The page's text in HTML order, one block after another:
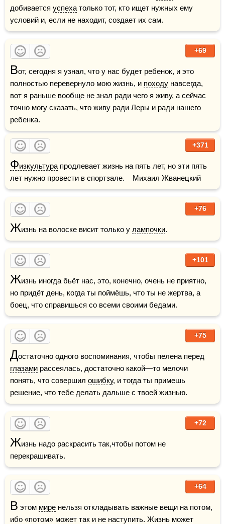
добивается успеха только тот, кто ищет нужных ему
условий и, если не находит, создает их сам.
+69
Вот, сегодня я узнал, что у нас будет ребенок, и это
полностью перевернуло мою жизнь, и походу навсегда,
вот я раньше вообще не знал ради чего я живу, а сейчас
точно могу сказать, что живу ради Леры и ради нашего
ребенка.
+371
Физкультура продлевает жизнь на пять лет, но эти пять
лет нужно провести в спортзале.    Михаил Жванецкий
+76
Жизнь на волоске висит только у лампочки.
+101
Жизнь иногда бьёт нас, это, конечно, очень не приятно,
но придёт день, когда ты поймёшь, что ты не жертва, а
боец, что справишься со всеми своими бедами.
+75
Д
глазами рассеялась, достаточно какой—то мелочи
понять, что совершил ошибку, и тогда ты примешь
решение, что тебе делать дальше с твоей жизнью.
+72
Жизнь надо раскрасить так,чтобы потом не
перекрашивать.
+64
В этом мире нельзя откладывать важные вещи на потом,
ибо «потом» может так и не наступить. Жизнь может